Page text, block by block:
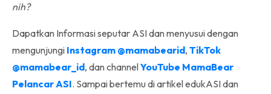
nih?
Dapatkan Informasi seputar ASI dan menyusui dengan
mengunjungi Instagram @mamabearid, TikTok
@mamabear_id, dan channelYouTube MamaBear
Pelancar ASI. Sampai bertemu di artikel edukASI dan